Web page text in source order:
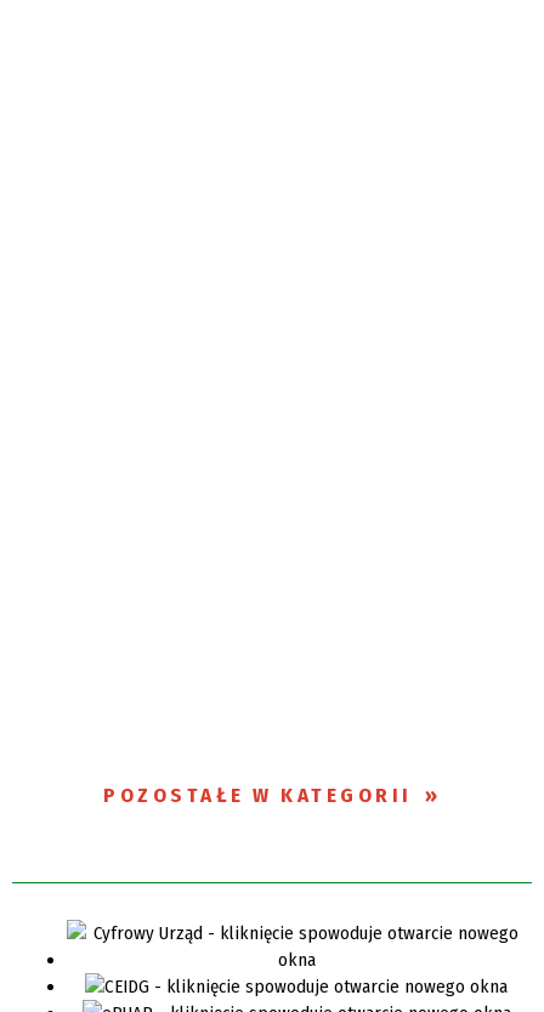
POZOSTAŁE W KATEGORII